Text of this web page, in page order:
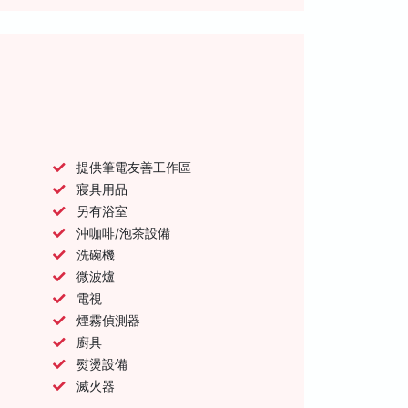
提供筆電友善工作區
寢具用品
另有浴室
沖咖啡/泡茶設備
洗碗機
微波爐
電視
煙霧偵測器
廚具
熨燙設備
滅火器